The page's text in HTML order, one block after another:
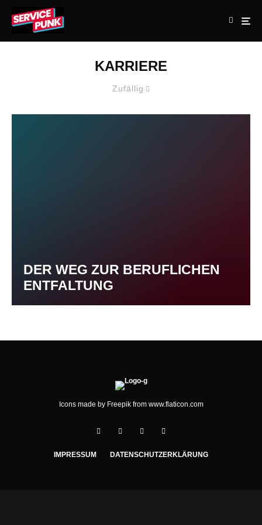
KARRIERE
Zufällig
DER WEG ZUR BERUFLICHEN
ENTFALTUNG
Icons made by Freepikfrom www.flaticon.com
IMPRESSUM DATENSCHUTZERKLÄRUNG